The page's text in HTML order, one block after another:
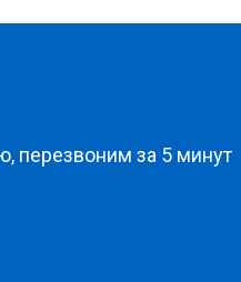
перезвоним за 5 минут